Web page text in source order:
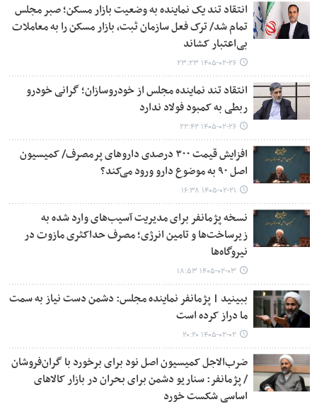
انتقاد تند یک نماینده به وضعیت بازار مسکن؛ صبر مجلس
تمام شد/ ​​​​​​​ترک فعل سازمان ثبت، بازار مسکن را به معاملات
بی‌اعتبار کشاند
۱۴۰۵-۰۲-۲۶ ۲۳:۲۳
انتقاد تند نماینده مجلس از خودروسازان؛ گرانی خودرو
ربطی به کمبود فولاد ندارد
۱۴۰۵-۰۲-۲۶ ۲۲:۴۲
افزایش قیمت ۳۰۰ درصدی داروهای پرمصرف/ کمیسیون
اصل ۹۰ به موضوع دارو ورود می‌کند؟
۱۴۰۵-۰۲-۲۱ ۱۶:۳۸
نسخه پژمانفر برای مدیریت آسیب‌های وارد شده به
زیرساخت‌ها و تامین انرژی؛ مصرف حداکثری مازوت در
نیروگاه‌ها
۱۴۰۵-۰۲-۰۳ ۱۸:۵۳
ببینید | پژمانفر نماینده مجلس: دشمن دست نیاز به سمت
ما دراز کرده است
۱۴۰۵-۰۲-۰۲ ۲۰:۲۰
ضرب‌الاجل کمیسیون اصل نود برای برخورد با گران‌فروشان
/ پژمانفر: سناریو دشمن برای بحران در بازار کالاهای
اساسی شکست خورد